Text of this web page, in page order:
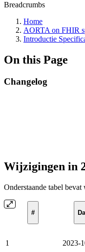
Breadcrumbs
Home
AORTA on FHIR
Introductie
On this Page
Changelog
Wijzigingen in
Onderstaande tabel
#
1 2023-